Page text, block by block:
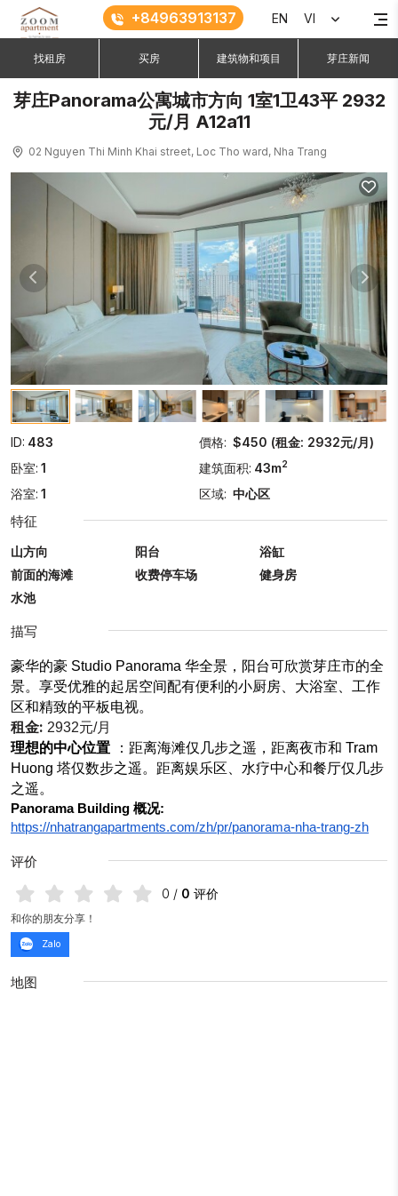
+84963913137 EN VI
找租房 买房 建筑物和项目 芽庄新闻
芽庄Panorama公寓城市方向 1室1卫43平 2932
元/月 A12a11
02 Nguyen Thi Minh Khai street, Loc Tho ward, Nha Trang
ID: 483 價格: $450 (租金: 2932元/月)
卧室: 1 建筑面积: 43m2
浴室: 1 区域: 中心区
特征
山方向 阳台
浴缸
前面的海滩
收费停车场
健身房
水池
描写
豪华的豪 Studio Panorama 华全景，阳台可欣赏芽庄市的全
景。享受优雅的起居空间配有便利的小厨房、大浴室、工作
区和精致的平板电视。
租金: 2932元/月
理想的中心位置
：距离海滩仅几步之遥，距离夜市和 Tram
Huong 塔仅数步之遥。距离娱乐区、水疗中心和餐厅仅几步
之遥。
Panorama Building 概况:
https://nhatrangapartments.com/zh/pr/panorama-nha-trang-zh
评价
0 / 0 评价
和你的朋友分享！
Zalo
地图